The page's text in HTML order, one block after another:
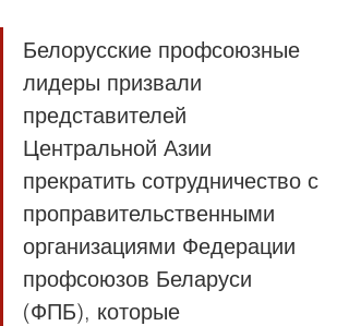
Белорусские профсоюзные
лидеры призвали
представителей
Центральной Азии
прекратить сотрудничество с
проправительственными
организациями Федерации
профсоюзов Беларуси
(ФПБ), которые